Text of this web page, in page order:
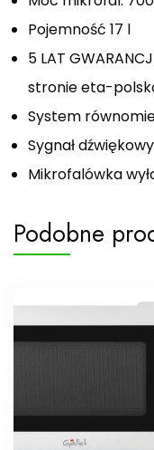
Pojemność 17 l
5 LAT
stronie eta-
System
Sygnał
Mikrofalówka
Podobne